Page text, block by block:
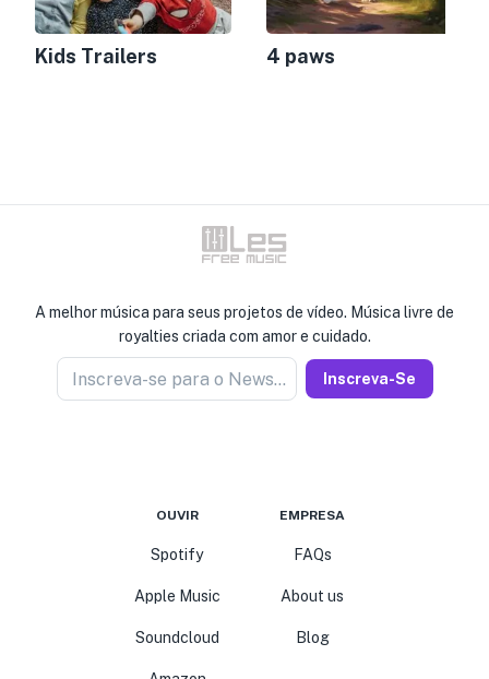
Kids Trailers 4 paws
A melhor música para seus projetos de vídeo. Música livre de
royalties criada com amor e cuidado.
Inscreva-se para o Newseller Inscreva-Se
OUVIR
Spotify
Apple Music
Soundcloud
EMPRESA
FAQs
About us
Blog